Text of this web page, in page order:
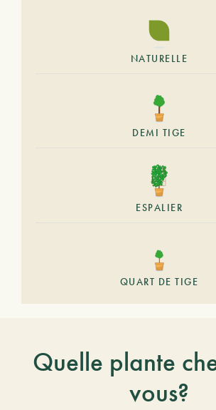
NATURELLE
DEMI TIGE
ESPALIER
QUART DE TIGE
Quelle plante
vous?